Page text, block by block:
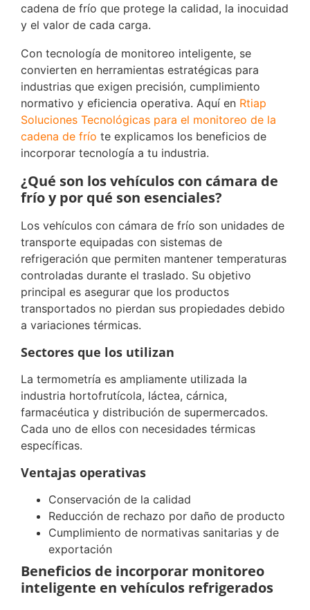
cadena de frío que protege la calidad, la inocuidad
y el valor de cada carga.
Con tecnología de monitoreo inteligente, se
convierten en herramientas estratégicas para
industrias que exigen precisión, cumplimiento
normativo y eficiencia operativa. Aquí en Rtiap
Soluciones Tecnológicas para el monitoreo de la
cadena de frío te explicamos los beneficios de
incorporar tecnología a tu industria.
¿Qué son los vehículos con cámara de
frío y por qué son esenciales?
Los vehículos con cámara de frío son unidades de
transporte equipadas con sistemas de
refrigeración que permiten mantener temperaturas
controladas durante el traslado. Su objetivo
principal es asegurar que los productos
transportados no pierdan sus propiedades debido
a variaciones térmicas.
Sectores que los utilizan
La termometría es ampliamente utilizada la
industria hortofrutícola, láctea, cárnica,
farmacéutica y distribución de supermercados.
Cada uno de ellos con necesidades térmicas
específicas.
Ventajas operativas
Conservación de la calidad
Reducción de rechazo por daño de producto
Cumplimiento de normativas sanitarias y de
exportación
Beneficios de incorporar monitoreo
inteligente en vehículos refrigerados